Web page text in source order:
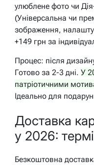
улюблене фото чи
(Універсальна чи
зображення,
+149 грн за
Процес: після
Готово за 2-3 дні. У
патріотичними
Ідеально для
Доставка
у 2026:
Безкоштовна